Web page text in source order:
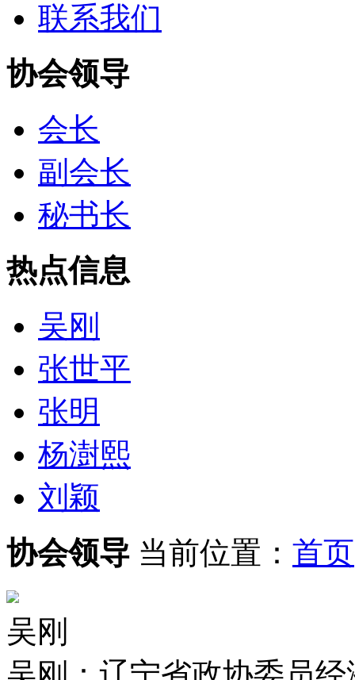
联系我们
协会领导
会长
副会长
秘书长
热点信息
吴刚
张世平
张明
杨澍熙
刘颖
协会领导 当前位置： 首页
吴刚